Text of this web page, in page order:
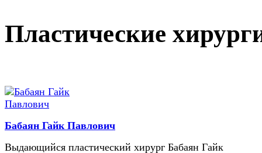
Пластические
Бабаян Гайк Павлович
Выдающийся пластический хирург Бабаян Гайк